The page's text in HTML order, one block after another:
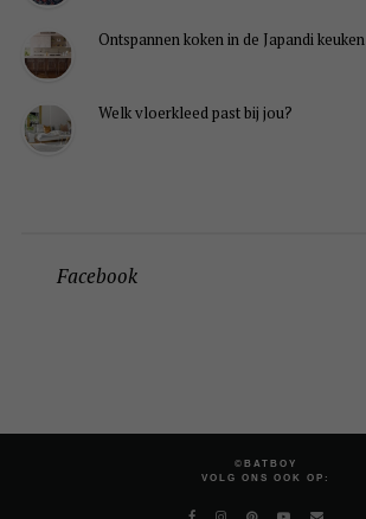
Ontspannen koken in de Japandi keuken
Welk vloerkleed past bij jou?
Facebook
©BATBOY
VOLG ONS OOK OP: